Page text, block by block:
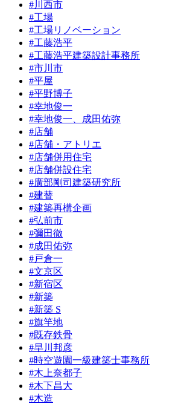
#川西市
#工場
#工場リノベーション
#工藤浩平
#工藤浩平建築設計事務所
#市川市
#平屋
#平野博子
#幸地俊一
#幸地俊一、成田佑弥
#店舗
#店舗・アトリエ
#店舗併用住宅
#店舗併設住宅
#廣部剛司建築研究所
#建替
#建築再構企画
#弘前市
#彌田徹
#成田佑弥
#戸倉一
#文京区
#新宿区
#新築
#新築 S
#旗竿地
#既存鉄骨
#早川邦彦
#時空遊園一級建築士事務所
#木上奈都子
#木下昌大
#木造